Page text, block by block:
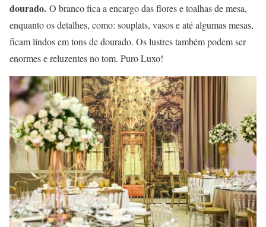
dourado. O branco fica a encargo das flores e toalhas de mesa,
enquanto os detalhes, como: souplats, vasos e até algumas mesas,
ficam lindos em tons de dourado. Os lustres também podem ser
enormes e reluzentes no tom. Puro Luxo!